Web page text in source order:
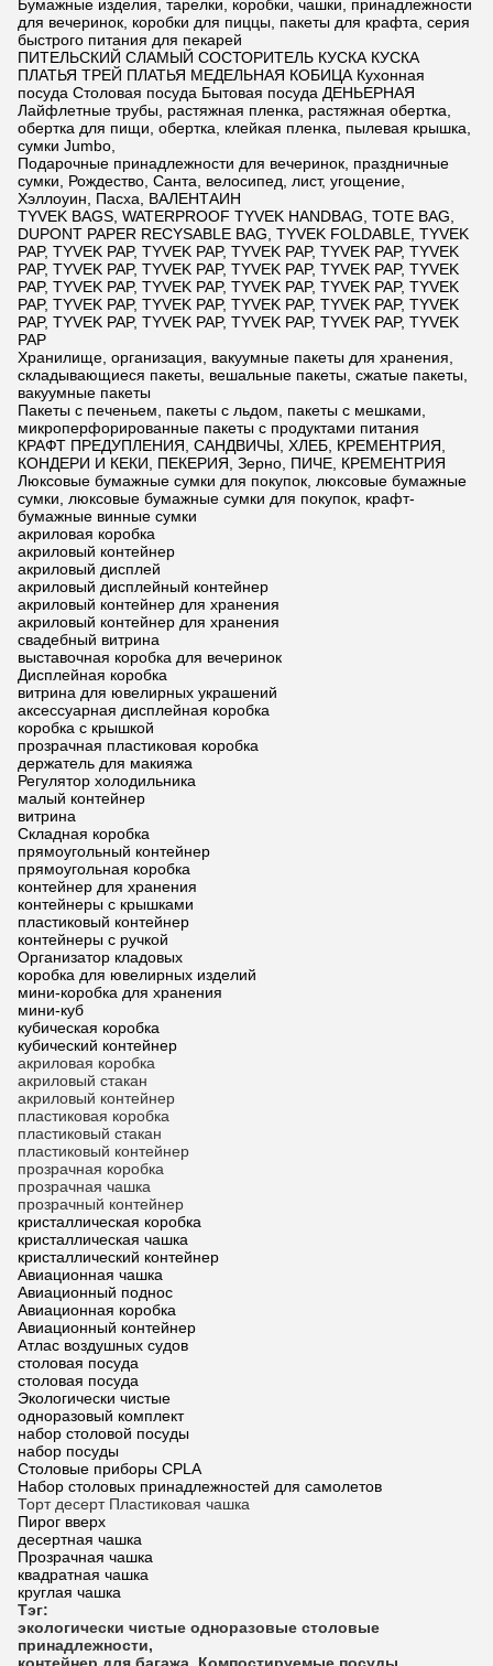
Бумажные изделия, тарелки, коробки, чашки, принадлежности
для вечеринок, коробки для пиццы, пакеты для крафта, серия
быстрого питания для пекарей
ПИТЕЛЬСКИЙ СЛАМЫЙ СОСТОРИТЕЛЬ КУСКА КУСКА
ПЛАТЬЯ ТРЕЙ ПЛАТЬЯ МЕДЕЛЬНАЯ КОБИЦА Кухонная
посуда Столовая посуда Бытовая посуда ДЕНЬЕРНАЯ
Лайфлетные трубы, растяжная пленка, растяжная обертка,
обертка для пищи, обертка, клейкая пленка, пылевая крышка,
сумки Jumbo,
Подарочные принадлежности для вечеринок, праздничные
сумки, Рождество, Санта, велосипед, лист, угощение,
Хэллоуин, Пасха, ВАЛЕНТАИН
TYVEK BAGS, WATERPROOF TYVEK HANDBAG, TOTE BAG,
DUPONT PAPER RECYSABLE BAG, TYVEK FOLDABLE, TYVEK
PAP, TYVEK PAP, TYVEK PAP, TYVEK PAP, TYVEK PAP, TYVEK
PAP, TYVEK PAP, TYVEK PAP, TYVEK PAP, TYVEK PAP, TYVEK
PAP, TYVEK PAP, TYVEK PAP, TYVEK PAP, TYVEK PAP, TYVEK
PAP, TYVEK PAP, TYVEK PAP, TYVEK PAP, TYVEK PAP, TYVEK
PAP, TYVEK PAP, TYVEK PAP, TYVEK PAP, TYVEK PAP, TYVEK
PAP
Хранилище, организация, вакуумные пакеты для хранения,
складывающиеся пакеты, вешальные пакеты, сжатые пакеты,
вакуумные пакеты
Пакеты с печеньем, пакеты с льдом, пакеты с мешками,
микроперфорированные пакеты с продуктами питания
КРАФТ ПРЕДУПЛЕНИЯ, САНДВИЧЫ, ХЛЕБ, КРЕМЕНТРИЯ,
КОНДЕРИ И КЕКИ, ПЕКЕРИЯ, Зерно, ПИЧЕ, КРЕМЕНТРИЯ
Люксовые бумажные сумки для покупок, люксовые бумажные
сумки, люксовые бумажные сумки для покупок, крафт-
бумажные винные сумки
акриловая коробка
акриловый контейнер
акриловый дисплей
акриловый дисплейный контейнер
акриловый контейнер для хранения
акриловый контейнер для хранения
свадебный витрина
выставочная коробка для вечеринок
Дисплейная коробка
витрина для ювелирных украшений
аксессуарная дисплейная коробка
коробка с крышкой
прозрачная пластиковая коробка
держатель для макияжа
Регулятор холодильника
малый контейнер
витрина
Складная коробка
прямоугольный контейнер
прямоугольная коробка
контейнер для хранения
контейнеры с крышками
пластиковый контейнер
контейнеры с ручкой
Организатор кладовых
коробка для ювелирных изделий
мини-коробка для хранения
мини-куб
кубическая коробка
кубический контейнер
акриловая коробка
акриловый стакан
акриловый контейнер
пластиковая коробка
пластиковый стакан
пластиковый контейнер
прозрачная коробка
прозрачная чашка
прозрачный контейнер
кристаллическая коробка
кристаллическая чашка
кристаллический контейнер
Авиационная чашка
Авиационный поднос
Авиационная коробка
Авиационный контейнер
Атлас воздушных судов
столовая посуда
столовая посуда
Экологически чистые
одноразовый комплект
набор столовой посуды
набор посуды
Столовые приборы CPLA
Набор столовых принадлежностей для самолетов
Торт десерт Пластиковая чашка
Пирог вверх
десертная чашка
Прозрачная чашка
квадратная чашка
круглая чашка
Тэг:
экологически чистые одноразовые столовые
принадлежности,